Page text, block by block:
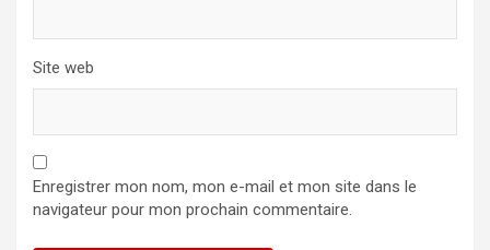
Site web
Enregistrer mon nom, mon e-mail et mon site dans le
navigateur pour mon prochain commentaire.